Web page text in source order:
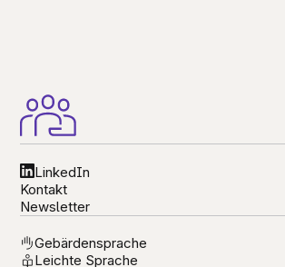
LinkedIn
Kontakt
Newsletter
Gebärdensprache
Leichte Sprache